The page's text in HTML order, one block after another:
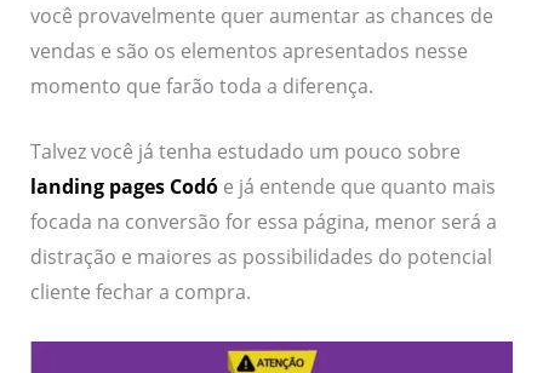
você provavelmente quer aumentar as chances de
vendas e são os elementos apresentados nesse
momento que farão toda a diferença.
Talvez você já tenha estudado um pouco sobre
landing pages Codóe já entende que quanto mais
focada na conversão for essa página, menor será a
distração e maiores as possibilidades do potencial
cliente fechar a compra.